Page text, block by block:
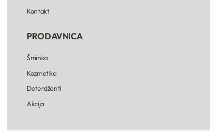
Kontakt
PRODAVNICA
Šminka
Kozmetika
Deterdženti
Akcija